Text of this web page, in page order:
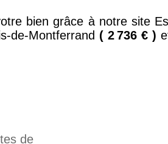
bien grâce à notre site
de-Montferrand ( 2 736 € )
de